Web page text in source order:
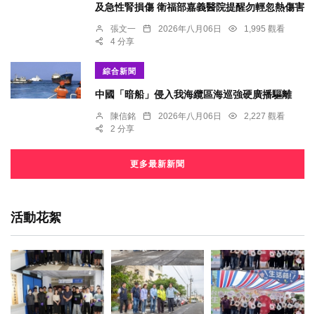
及急性腎損傷 衛福部嘉義醫院提醒勿輕忽熱傷害
張文一 2026年八月06日
1,995 觀看
4 分享
綜合新聞
中國「暗船」侵入我海纜區海巡強硬廣播驅離
陳信銘 2026年八月06日
2,227 觀看
2 分享
更多最新新聞
活動花絮